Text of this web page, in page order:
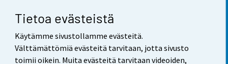
Tietoa evästeistä
Käytämme sivustollamme evästeitä.
Välttämättömiä evästeitä tarvitaan, jotta sivusto
toimii oikein. Muita evästeitä tarvitaan videoiden,
Yhteystiedot
Palaute
Käyttöehdot